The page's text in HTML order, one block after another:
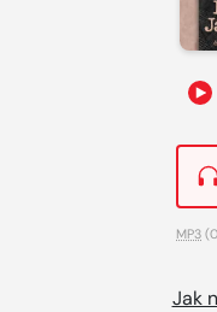
MP3
Jak